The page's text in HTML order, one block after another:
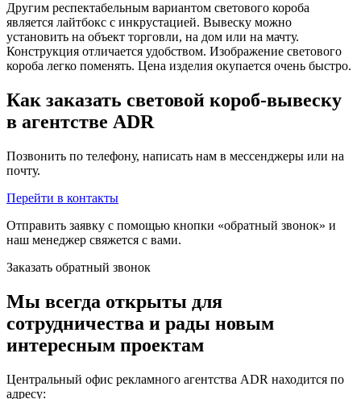
Другим респектабельным вариантом светового короба
является лайтбокс с инкрустацией. Вывеску можно
установить на объект торговли, на дом или на мачту.
Конструкция отличается удобством. Изображение светового
короба легко поменять. Цена изделия окупается очень быстро.
Как заказать световой короб-вывеску
в агентстве ADR
Позвонить по телефону, написать нам в мессенджеры или на
почту.
Перейти в контакты
Отправить заявку с помощью кнопки «обратный звонок» и
наш менеджер свяжется с вами.
Заказать обратный звонок
Мы всегда открыты для
сотрудничества и рады новым
интересным проектам
Центральный офис рекламного агентства ADR находится по
адресу: